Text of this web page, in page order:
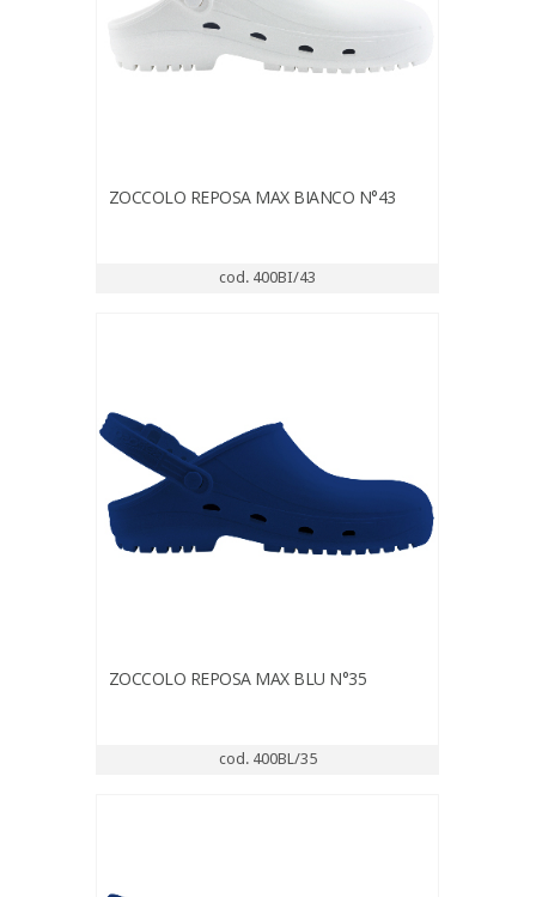
ZOCCOLO REPOSA MAX BIANCO N°43
cod. 400BI/43
ZOCCOLO REPOSA MAX BLU N°35
cod. 400BL/35